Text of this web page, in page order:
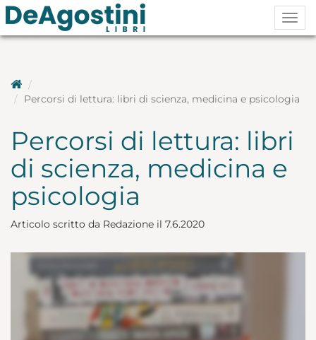
Percorsi di lettura: libri di scienza, medicina e psicologia
Percorsi di lettura: libri
di scienza, medicina e
psicologia
Articolo scritto da Redazione il 7.6.2020